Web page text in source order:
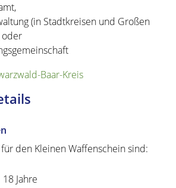
(in Stadtkreisen und Großen
oder
Baar-Kreis
den Kleinen Waffenschein sind:
Jahre